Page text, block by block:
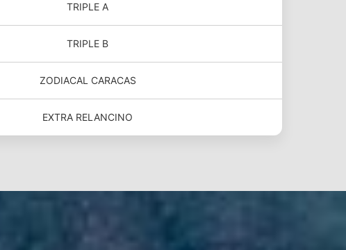
TRIPLE A
TRIPLE B
ZODIACAL CARACAS
EXTRA RELANCINO